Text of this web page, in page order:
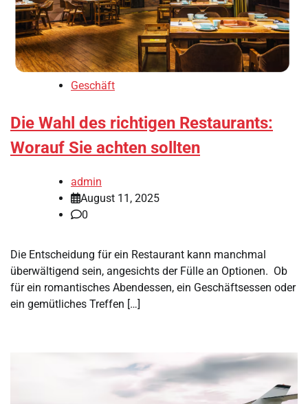
Geschäft
Die Wahl des richtigen Restaurants:
Worauf Sie achten sollten
admin
August 11, 2025
0
Die Entscheidung für ein Restaurant kann manchmal
überwältigend sein, angesichts der Fülle an Optionen. Ob
für ein romantisches Abendessen, ein Geschäftsessen oder
ein gemütliches Treffen […]